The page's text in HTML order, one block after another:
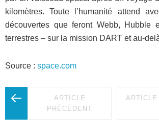
kilomètres. Toute l’humanité attend
découvertes que feront Webb, Hubble
terrestres – sur la mission DART et au-
Source : space.com
ARTICLE
PRÉCÉDENT